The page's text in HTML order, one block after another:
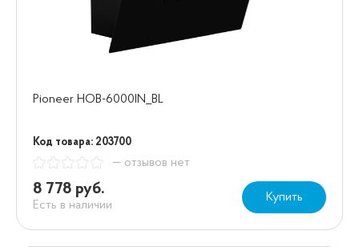
Pioneer HOB-6000IN_BL
Код товара: 203700
— отзывов нет
8 778 руб.
Есть в наличии
Купить